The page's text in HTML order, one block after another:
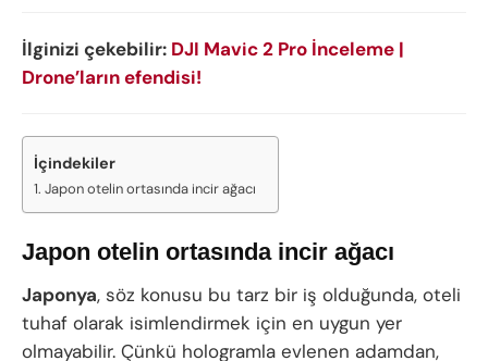
İlginizi çekebilir: DJI Mavic 2 Pro İnceleme |
Drone’ların efendisi!
İçindekiler
Japon otelin ortasında incir ağacı
Japon otelin ortasında incir ağacı
Japonya, söz konusu bu tarz bir iş olduğunda, oteli
tuhaf olarak isimlendirmek için en uygun yer
olmayabilir. Çünkü hologramla evlenen adamdan,